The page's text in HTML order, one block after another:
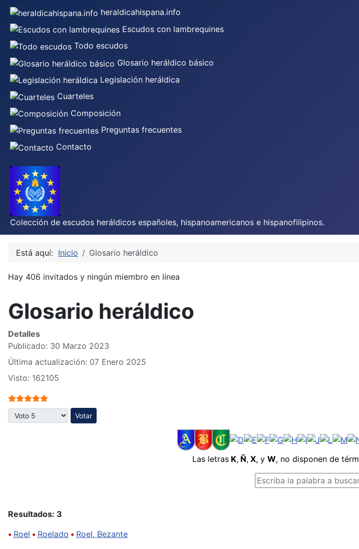
heraldicahispana.info
Escudos con lambrequines
Todo escudos
Glosario heráldico básico
Legislación heráldica
Cuarteles
Composición
Preguntas frecuentes
Contacto
Colección de escudos heráldicos españoles, hispanoamericanos e hispanofilipinos.
Está aquí: Inicio Glosario heráldico
Hay 406 invitados y ningún miembro en línea
Glosario heráldico
Detalles
Publicado: 30 Marzo 2023
Última actualización: 07 Enero 2025
Visto: 162105
Ratio:5/5
Por favor, vote
Las letrasK,Ñ,X, y W, no disponen de
Resultados: 3
• Roel • Roelado • Roel, Bezante